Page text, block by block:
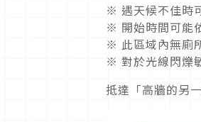
※ 遇天候不佳時
※ 開始時間可能
※ 此區域內無廁
※ 對於光線閃爍
抵達「高牆的另